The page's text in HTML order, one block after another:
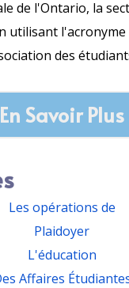
de l'Ontario, la
utilisant l'acronyme
des
En Savoir Plus
Les opérations de
Plaidoyer
L'éducation
Affaires